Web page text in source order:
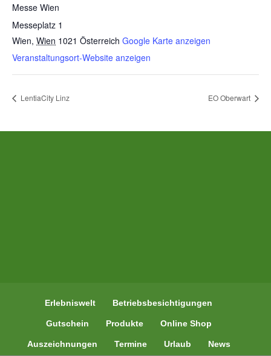
Messe Wien
Messeplatz 1
Wien, Wien 1021 Österreich Google Karte anzeigen
Veranstaltungsort-Website anzeigen
LentiaCity Linz EO Oberwart
Erlebniswelt Betriebsbesichtigungen
Gutschein Produkte Online Shop
Auszeichnungen Termine Urlaub News